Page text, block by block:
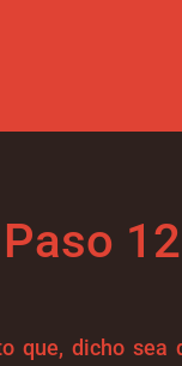
Paso 12
que, dicho sea